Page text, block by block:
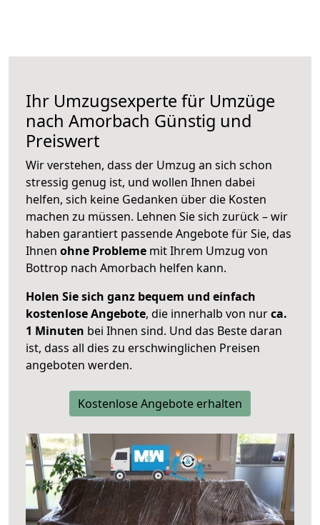
Ihr Umzugsexperte für Umzüge
nach Amorbach Günstig und
Preiswert
Wir verstehen, dass der Umzug an sich schon
stressig genug ist, und wollen Ihnen dabei
helfen, sich keine Gedanken über die Kosten
machen zu müssen. Lehnen Sie sich zurück – wir
haben garantiert passende Angebote für Sie, das
Ihnen ohne Probleme mit Ihrem Umzug von
Bottrop nach Amorbach helfen kann.
Holen Sie sich ganz bequem und einfach
kostenlose Angebote, die innerhalb von nurca.
1 Minuten bei Ihnen sind. Und das Beste daran
ist, dass all dies zu erschwinglichen Preisen
angeboten werden.
Kostenlose Angebote erhalten